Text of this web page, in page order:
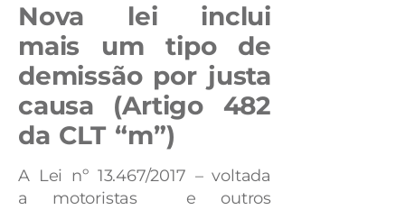
Nova lei inclui
mais um tipo de
demissão por justa
causa (Artigo 482
da CLT “m”)
A Lei nº 13.467/2017 – voltada
a motoristas e outros